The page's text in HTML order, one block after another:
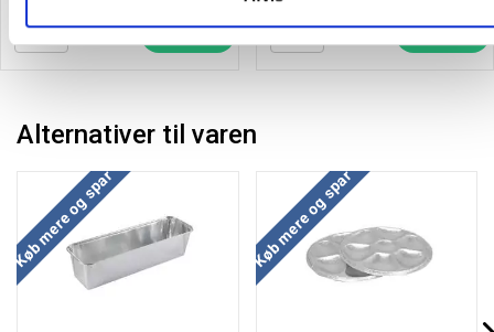
Alternativer til varen
Køb mere og spar Køb mere og spar